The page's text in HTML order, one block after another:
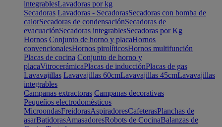
integrablesLavadoras por kg
Secadoras Lavadoras - SecadorasSecadoras con bomba de
calorSecadoras de condensaciónSecadoras de
evacuaciónSecadoras integrablesSecadoras por Kg
Hornos Conjunto de horno y placaHornos
convencionalesHornos pirolíticosHornos multifunción
Placas de cocina Conjunto de horno y
placaVitrocerámicaPlacas de inducciónPlacas de gas
Lavavajillas Lavavajillas 60cmLavavajillas 45cmLavavajillas
integrables
Campanas extractoras Campanas decorativas
Pequeños electrodomésticos
MicroondasFreidorasAspiradoresCafeterasPlanchas de
asarBatidorasAmasadoresRobots de CocinaBalanzas de